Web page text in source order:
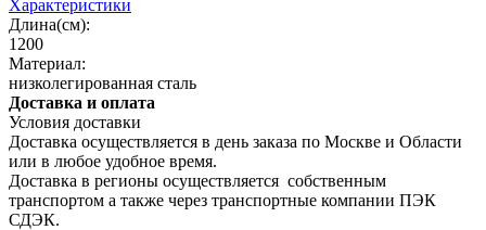
Характеристики
Длина(см):
1200
Материал:
низколегированная сталь
Доставка и оплата
Условия доставки
Доставка осуществляется в день заказа по Москве и Области
или в любое удобное время.
Доставка в регионы осуществляется собственным
транспортом а также через транспортные компании ПЭК
СДЭК.